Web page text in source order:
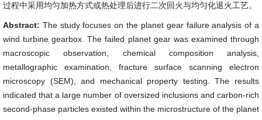
过程中采用均匀加热方式或热处理后进行二次回火与均匀化退火工艺。
Abstract: The study focuses on the planet gear failure analysis of a
wind turbine gearbox. The failed planet gear was examined through
macroscopic observation, chemical composition analysis,
metallographic examination, fracture surface scanning electron
microscopy (SEM), and mechanical property testing. The results
indicated that a large number of oversized inclusions and carbon-rich
second-phase particles existed within the microstructure of the planet